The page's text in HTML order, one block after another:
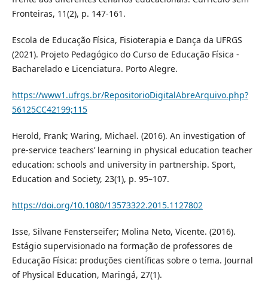
Fronteiras, 11(2), p. 147-161.
Escola de Educação Física, Fisioterapia e Dança da UFRGS
(2021). Projeto Pedagógico do Curso de Educação Física -
Bacharelado e Licenciatura. Porto Alegre.
https://www1.ufrgs.br/RepositorioDigitalAbreArquivo.php?
56125CC42199;115
Herold, Frank; Waring, Michael. (2016). An investigation of
pre-service teachers’ learning in physical education teacher
education: schools and university in partnership. Sport,
Education and Society, 23(1), p. 95–107.
https://doi.org/10.1080/13573322.2015.1127802
Isse, Silvane Fensterseifer; Molina Neto, Vicente. (2016).
Estágio supervisionado na formação de professores de
Educação Física: produções científicas sobre o tema. Journal
of Physical Education, Maringá, 27(1).